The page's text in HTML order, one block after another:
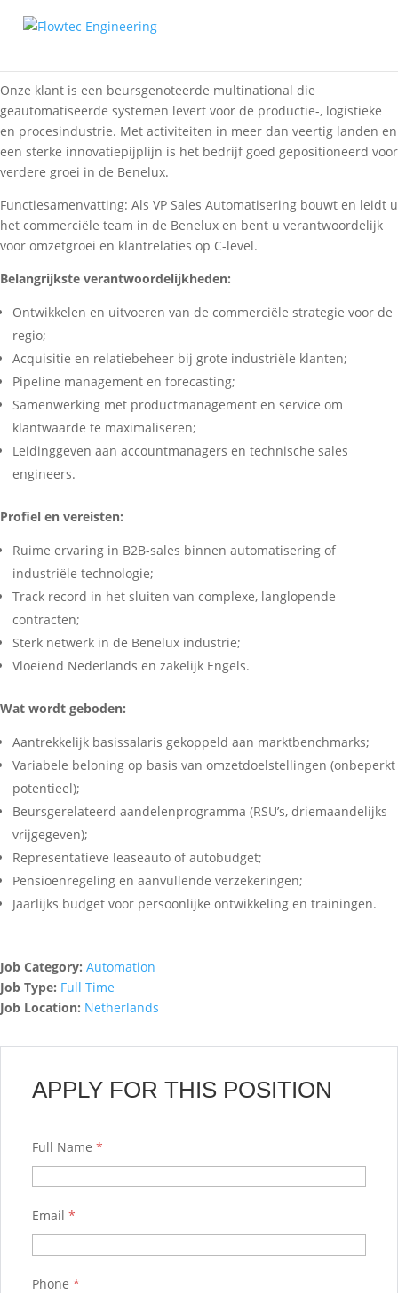
Onze klant is een beursgenoteerde multinational die
geautomatiseerde systemen levert voor de productie-, logistieke
en procesindustrie. Met activiteiten in meer dan veertig landen en
een sterke innovatiepijplijn is het bedrijf goed gepositioneerd voor
verdere groei in de Benelux.
Functiesamenvatting: Als VP Sales Automatisering bouwt en leidt u
het commerciële team in de Benelux en bent u verantwoordelijk
voor omzetgroei en klantrelaties op C-level.
Belangrijkste verantwoordelijkheden:
Ontwikkelen en uitvoeren van de commerciële strategie voor de
regio;
Acquisitie en relatiebeheer bij grote industriële klanten;
Pipeline management en forecasting;
Samenwerking met productmanagement en service om
klantwaarde te maximaliseren;
Leidinggeven aan accountmanagers en technische sales
engineers.
Profiel en vereisten:
Ruime ervaring in B2B-sales binnen automatisering of
industriële technologie;
Track record in het sluiten van complexe, langlopende
contracten;
Sterk netwerk in de Benelux industrie;
Vloeiend Nederlands en zakelijk Engels.
Wat wordt geboden:
Aantrekkelijk basissalaris gekoppeld aan marktbenchmarks;
Variabele beloning op basis van omzetdoelstellingen (onbeperkt
potentieel);
Beursgerelateerd aandelenprogramma (RSU’s, driemaandelijks
vrijgegeven);
Representatieve leaseauto of autobudget;
Pensioenregeling en aanvullende verzekeringen;
Jaarlijks budget voor persoonlijke ontwikkeling en trainingen.
Job Category: Automation
Job Type: Full Time
Job Location: Netherlands
APPLY FOR THIS POSITION
Full Name *
Email *
Phone *